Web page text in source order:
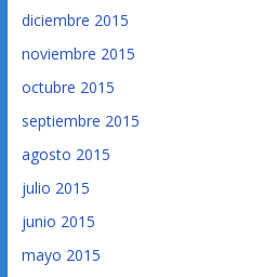
diciembre 2015
noviembre 2015
octubre 2015
septiembre 2015
agosto 2015
julio 2015
junio 2015
mayo 2015